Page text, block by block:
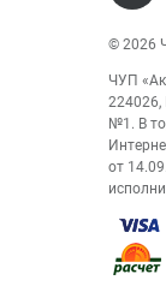
© 2026
ЧУП
224026,
№1. В
от